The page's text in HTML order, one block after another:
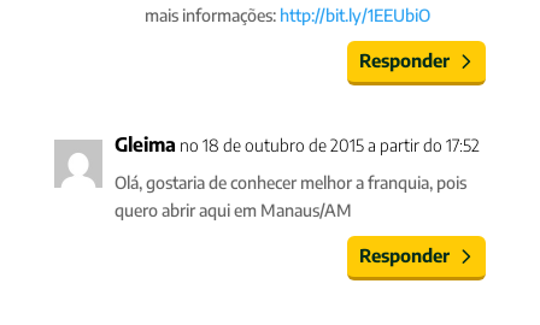
mais informações: http://bit.ly/1EEUbiO
Responder
Gleima no 18 de outubro de 2015 a partir do 17:52
Olá, gostaria de conhecer melhor a franquia, pois
quero abrir aqui em Manaus/AM
Responder